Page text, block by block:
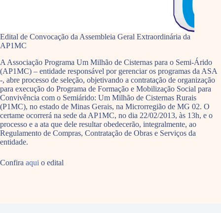
Edital de Convocação da Assembleia Geral Extraordinária da
AP1MC
A Associação Programa Um Milhão de Cisternas para o Semi-Árido
(AP1MC) – entidade responsável por gerenciar os programas da ASA
-, abre processo de seleção, objetivando a contratação de organização
para execução do Programa de Formação e Mobilização Social para
Convivência com o Semiárido: Um Milhão de Cisternas Rurais
(P1MC), no estado de Minas Gerais, na Microrregião de MG 02. O
certame ocorrerá na sede da AP1MC, no dia 22/02/2013, às 13h, e o
processo e a ata que dele resultar obedecerão, integralmente, ao
Regulamento de Compras, Contratação de Obras e Serviços da
entidade.
Confira aqui o edital